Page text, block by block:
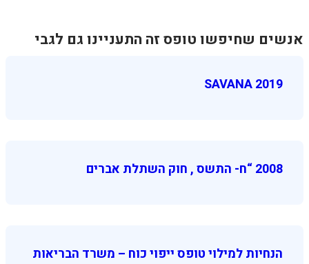
אנשים שחיפשו טופס זה התעניינו גם לגבי
SAVANA 2019
2008 “ח- התשס , חוק השתלת אברים
הנחיות למילוי טופס ייפוי כוח – משרד הבריאות